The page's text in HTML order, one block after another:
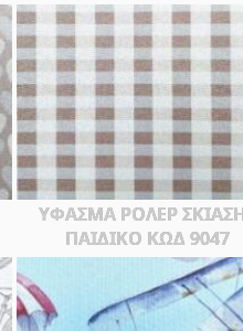
ΥΦΑΣΜΑ ΡΟΛΕΡ
ΠΑΙΔΙΚΟ ΚΩΔ 9047